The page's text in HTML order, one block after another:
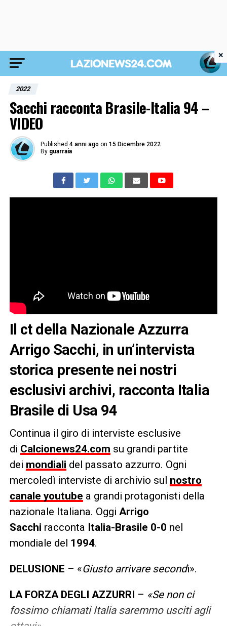
2022
Sacchi racconta Brasile-Italia 94 –
VIDEO
Published 4 anni ago on 15 Dicembre 2022
By guarraia
Il ct della Nazionale Azzurra
Arrigo Sacchi, in un’intervista
storica presente nei nostri
esclusivi archivi, racconta Italia
Brasile di Usa 94
Continua il giro di interviste esclusive
di Calcionews24.com su grandi partite
dei mondiali del passato azzurro. Ogni
mercoledì interviste di archivio sul nostro
canale youtube a grandi protagonisti della
nazionale Italiana. Oggi Arrigo
Sacchi racconta Italia-Brasile 0-0 nel
mondiale del 1994.
DELUSIONE – «Giusto arrivare secondi».
LA FORZA DEGLI AZZURRI – «Se non ci
fossimo chiamati Italia saremmo usciti agli
×